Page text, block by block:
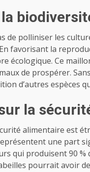
de polliniser les
favorisant la
écologique. Ce
de prospérer.
d’autres espèces
la
alimentaire est
une part
qui produisent 90
pourrait avoir